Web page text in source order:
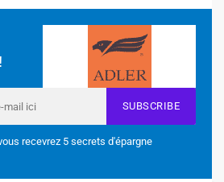
SUBSCRIBE
recevrez 5 secrets d'épargne